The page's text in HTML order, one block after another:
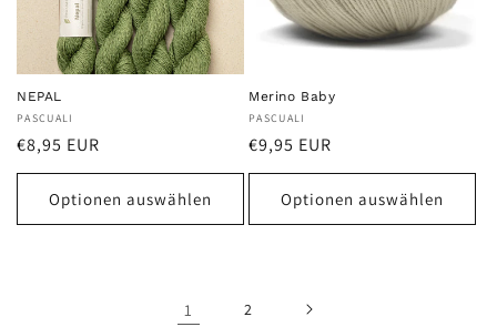
NEPAL
Anbieter:
PASCUALI
Normaler
Preis
€8,95 EUR
Optionen auswählen
Merino Baby
Anbieter:
PASCUALI
Normaler
Preis
€9,95 EUR
Optionen auswählen
1 2